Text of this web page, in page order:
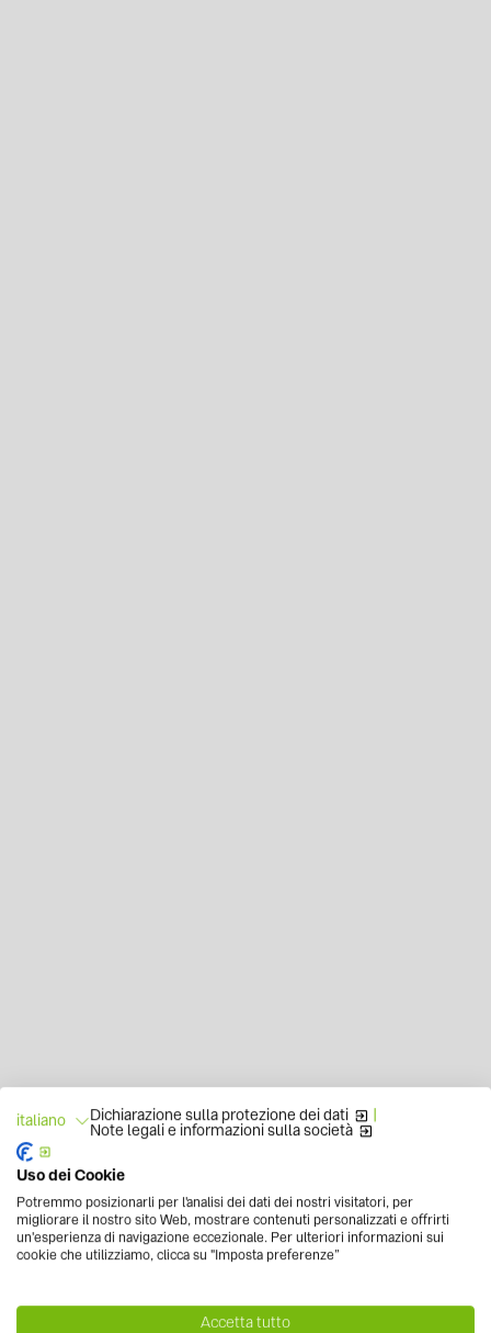
italiano Dichiarazione sulla protezione dei dati |
Note legali e informazioni sulla società
Uso dei Cookie
Potremmo posizionarli per l'analisi dei dati dei nostri visitatori, per
migliorare il nostro sito Web, mostrare contenuti personalizzati e offrirti
un'esperienza di navigazione eccezionale. Per ulteriori informazioni sui
cookie che utilizziamo, clicca su "Imposta preferenze”
Accetta tutto